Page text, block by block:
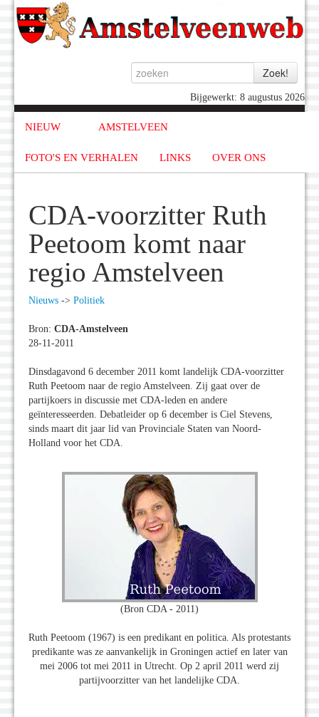
Bijgewerkt: 8 augustus 2026
NIEUW AMSTELVEEN
FOTO'S EN VERHALEN LINKS OVER ONS
CDA-voorzitter Ruth
Peetoom komt naar
regio Amstelveen
Nieuws -> Politiek
Bron: CDA-Amstelveen
28-11-2011
Dinsdagavond 6 december 2011 komt landelijk CDA-voorzitter
Ruth Peetoom naar de regio Amstelveen. Zij gaat over de
partijkoers in discussie met CDA-leden en andere
geïnteresseerden. Debatleider op 6 december is Ciel Stevens,
sinds maart dit jaar lid van Provinciale Staten van Noord-
Holland voor het CDA.
(Bron CDA - 2011)
Ruth Peetoom (1967) is een predikant en politica. Als protestants
predikante was ze aanvankelijk in Groningen actief en later van
mei 2006 tot mei 2011 in Utrecht. Op 2 april 2011 werd zij
partijvoorzitter van het landelijke CDA.